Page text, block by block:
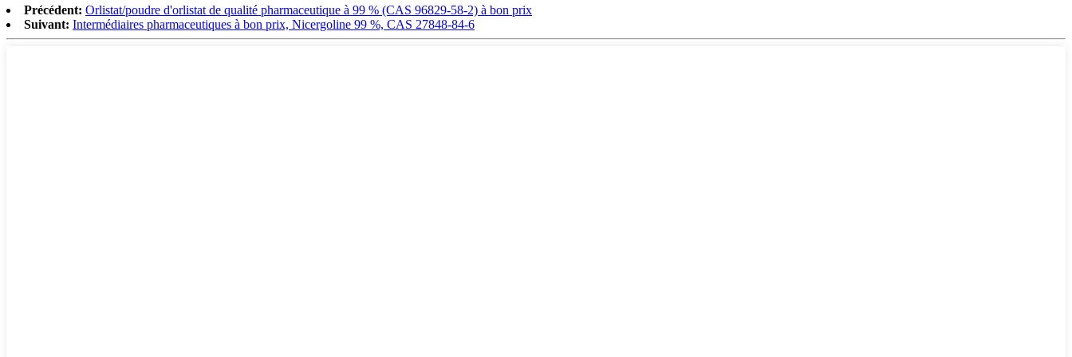
Précédent: Orlistat/poudre d'orlistat de qualité pharmaceutique à 99 % (CAS 96829-58-2) à bon prix
Suivant: Intermédiaires pharmaceutiques à bon prix, Nicergoline 99 %, CAS 27848-84-6